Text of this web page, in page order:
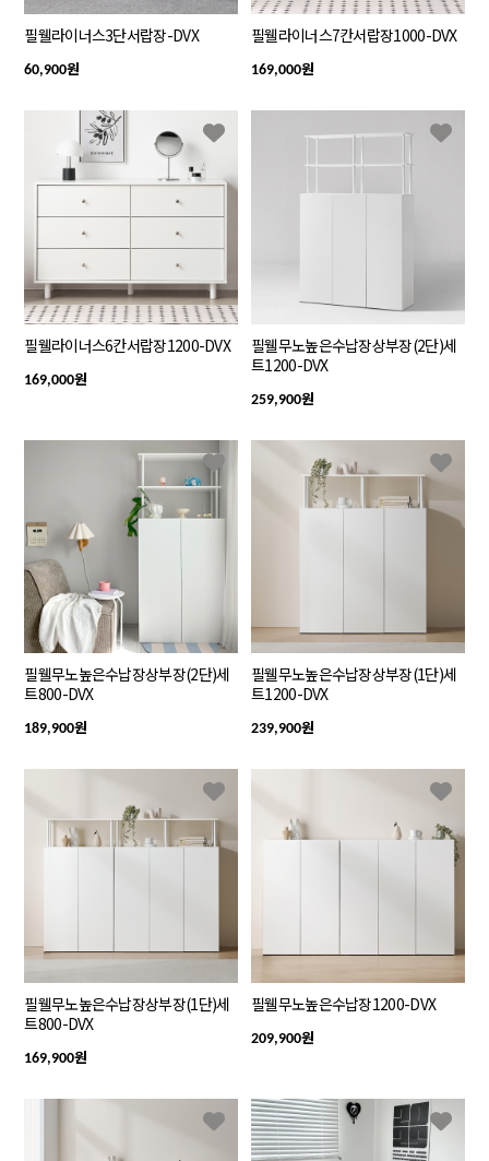
필웰라이너스3단서랍장-DVX
60,900원
필웰라이너스7칸서랍장1000-DVX
169,000원
필웰라이너스6칸서랍장1200-DVX
169,000원
필웰무노높은수납장상부장(2단)세
트1200-DVX
259,900원
필웰무노높은수납장상부장(2단)세
트800-DVX
189,900원
필웰무노높은수납장상부장(1단)세
트1200-DVX
239,900원
필웰무노높은수납장상부장(1단)세
트800-DVX
169,900원
필웰무노높은수납장1200-DVX
209,900원